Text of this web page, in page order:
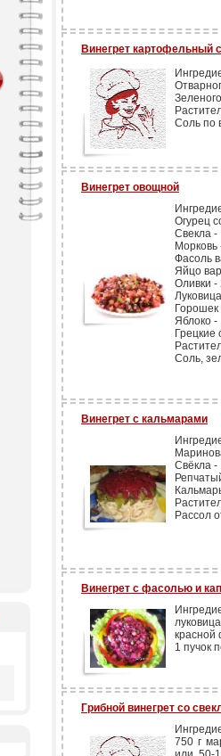
Винегрет картофельный
Соль по
Винегрет овощной
Огурец
Свекла -
Морковь
Фасоль
Яйцо
Оливки -
Горошек
Яблоко -
Грецкие
Соль,
Винегрет с кальмарами
Свёкла -
Рассол
Винегрет с фасолью и
красной
1 пучок
Грибной винегрет со
750 г